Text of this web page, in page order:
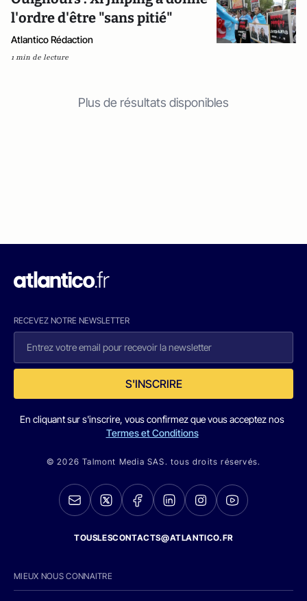
l'ordre d'être "sans pitié"
Atlantico Rédaction
1 min de lecture
Plus de résultats disponibles
RECEVEZ NOTRE NEWSLETTER
S'INSCRIRE
En cliquant sur s'inscrire, vous confirmez que vous acceptez nos
Termes et Conditions
© 2026 Talmont Media SAS. tous droits réservés.
TOUSLESCONTACTS@ATLANTICO.FR
MIEUX NOUS CONNAITRE